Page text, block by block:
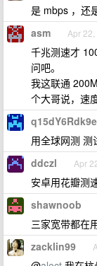
是 mbps ，还
asm Apr
千兆测速才
问吧。
我这联通
个大哥说，速
用全球网测 测
ddczl Apr
安卓用花瓣测
shawnoob
三家宽带都在
zacklin99